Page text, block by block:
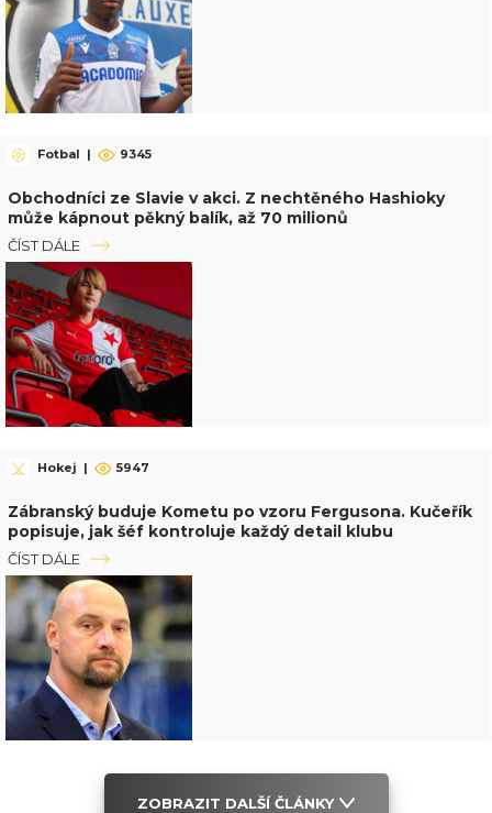
Fotbal | 9345
Obchodníci ze Slavie v akci. Z nechtěného Hashioky
může kápnout pěkný balík, až 70 milionů
ČÍST DÁLE
Hokej | 5947
Zábranský buduje Kometu po vzoru Fergusona. Kučeřík
popisuje, jak šéf kontroluje každý detail klubu
ČÍST DÁLE
ZOBRAZIT DALŠÍ ČLÁNKY